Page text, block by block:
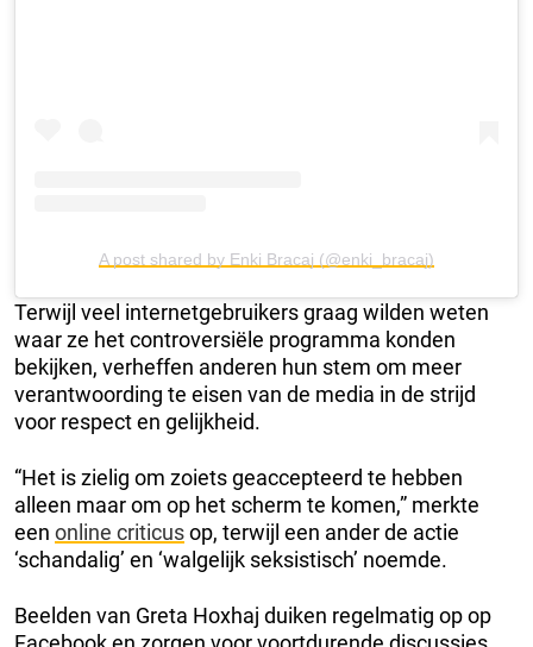
A post shared by Enki Bracaj (@enki_bracaj)
Terwijl veel internetgebruikers graag wilden weten
waar ze het controversiële programma konden
bekijken, verheffen anderen hun stem om meer
verantwoording te eisen van de media in de strijd
voor respect en gelijkheid.
“Het is zielig om zoiets geaccepteerd te hebben
alleen maar om op het scherm te komen,” merkte
een online criticusop, terwijl een ander de actie
‘schandalig’ en ‘walgelijk seksistisch’ noemde.
Beelden van Greta Hoxhaj duiken regelmatig op op